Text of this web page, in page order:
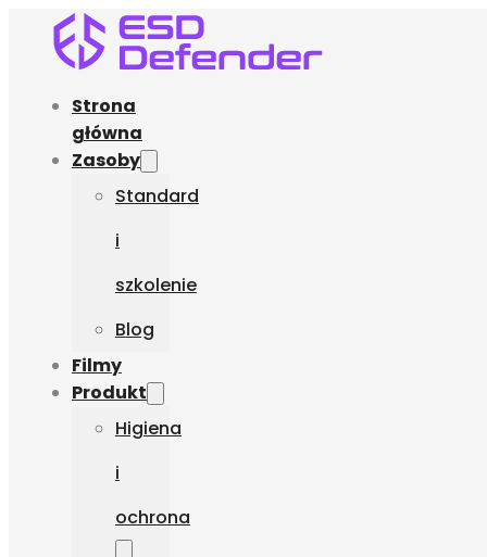
Strona
główna
Zasoby
Standard
i
szkolenie
Blog
Filmy
Produkt
Higiena
i
ochrona